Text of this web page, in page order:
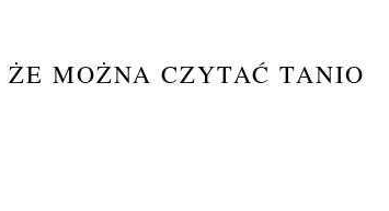
MOŻNA CZYTAĆ TANIO